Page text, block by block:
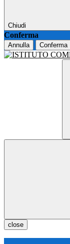
Chiudi
Conferma
Annulla Conferma
close